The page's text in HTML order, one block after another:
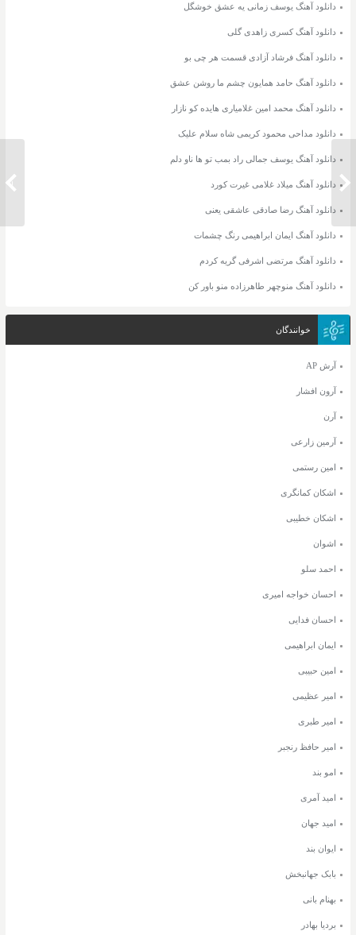
دانلود آهنگ مجید خراطها شرمنده
دانلود آهنگ یوسف زمانی یه عشق خوشگل
دانلود آهنگ کسری زاهدی گلی
دانلود آهنگ فرشاد آزادی قسمت هر چی بو
دانلود آهنگ حامد همایون چشم ما روشن عشق
دانلود آهنگ محمد امین غلامیاری هایده کو نازار
دانلود مداحی محمود کریمی شاه سلام علیک
دانلود آهنگ یوسف جمالی راد بمب تو ها ناو دلم
دانلود آهنگ میلاد غلامی غیرت کورد
دانلود آهنگ رضا صادقی عاشقی یعنی
دانلود آهنگ ایمان ابراهیمی رنگ چشمات
دانلود آهنگ مرتضی اشرفی گریه کردم
دانلود آهنگ منوچهر طاهرزاده منو باور کن
خوانندگان
آرش AP
آرون افشار
آرن
آرمین زارعی
امین رستمی
اشکان کمانگری
اشکان خطیبی
اشوان
احمد سلو
احسان خواجه امیری
احسان فدایی
ایمان ابراهیمی
امین حبیبی
امیر عظیمی
امیر طبری
امیر حافظ رنجبر
امو بند
امید آمری
امید جهان
ایوان بند
بابک جهانبخش
بهنام بانی
بردیا بهادر